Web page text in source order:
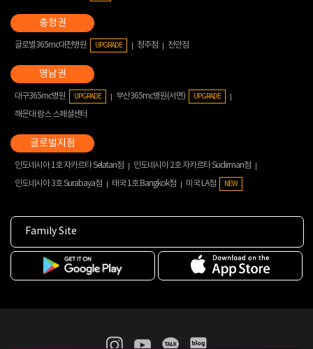
글로벌365mc대전병원 UPGRADE 청주점 천안점
대구365mc병원 UPGRADE 부산365mc병원(서면) UPGRADE
해운대 람스 스페셜센터
인도네시아 1호 자카르타 Selatan점
인도네시아 2호 자카르타 Sudirman점
인도네시아 3호 Surabaya점
태국 1호 Bangkok점 미국 LA점 NEW
Family Site